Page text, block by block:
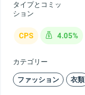
タイプとコミッ
ション
CPS 4.05%
カテゴリー
ファッション 衣類